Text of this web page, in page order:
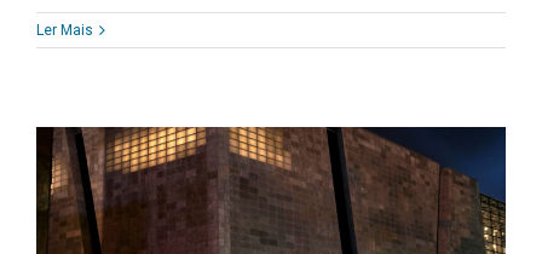
Ler Mais